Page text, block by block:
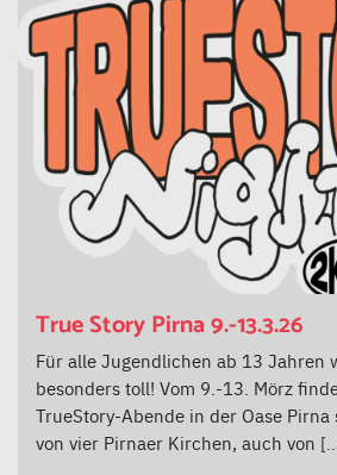
True Story Pirna 9.-13.3.26
Für alle Jugendlichen ab 13 Jahren
besonders toll! Vom 9.-13. Mörz
TrueStory-Abende in der Oase
von vier Pirnaer Kirchen, auch von